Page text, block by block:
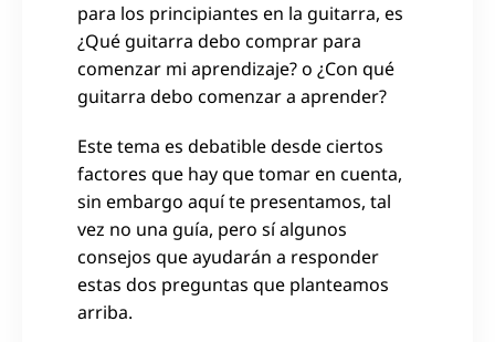
para los principiantes en la guitarra, es
¿Qué guitarra debo comprar para
comenzar mi aprendizaje? o ¿Con qué
guitarra debo comenzar a aprender?
Este tema es debatible desde ciertos
factores que hay que tomar en cuenta,
sin embargo aquí te presentamos, tal
vez no una guía, pero sí algunos
consejos que ayudarán a responder
estas dos preguntas que planteamos
arriba.